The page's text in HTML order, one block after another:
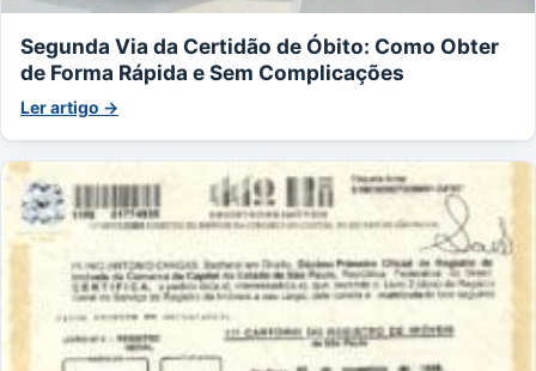
Segunda Via da Certidão de Óbito: Como Obter
de Forma Rápida e Sem Complicações
Ler artigo →